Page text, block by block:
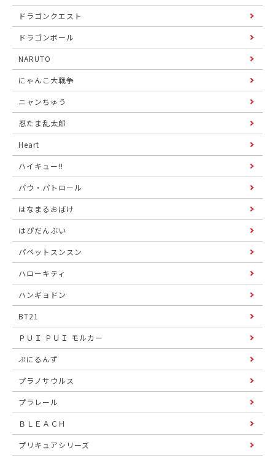
ドラゴンクエスト
ドラゴンボール
NARUTO
にゃんこ大戦争
ニャンちゅう
忍たま乱太郎
Heart
ハイキュー!!
パウ・パトロール
はなまるおばけ
はぴだんぶい
パペットスンスン
ハローキティ
ハンギョドン
BT21
ＰＵＩ ＰＵＩ モルカー
ぷにるんず
プラノサウルス
プラレール
ＢＬＥＡＣＨ
プリキュアシリーズ